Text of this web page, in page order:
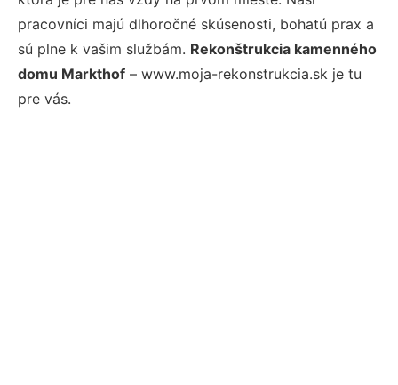
pracovníci majú dlhoročné skúsenosti, bohatú prax a
sú plne k vašim službám. Rekonštrukcia kamenného
domu Markthof – www.moja-rekonstrukcia.sk je tu
pre vás.